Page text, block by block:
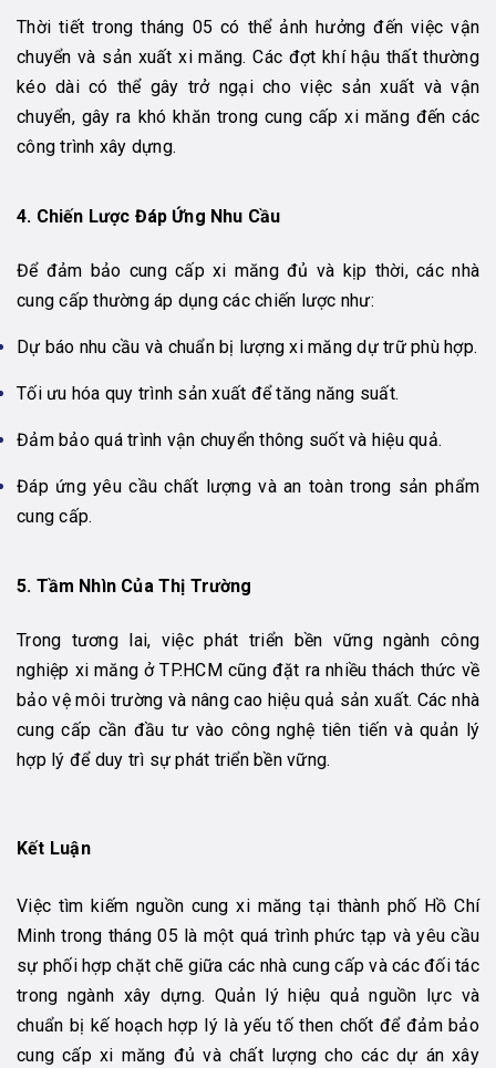
Thời tiết trong tháng 05 có thể ảnh hưởng đến việc vận
chuyển và sản xuất xi măng. Các đợt khí hậu thất thường
kéo dài có thể gây trở ngại cho việc sản xuất và vận
chuyển, gây ra khó khăn trong cung cấp xi măng đến các
công trình xây dựng.
4. Chiến Lược Đáp Ứng Nhu Cầu
Để đảm bảo cung cấp xi măng đủ và kịp thời, các nhà
cung cấp thường áp dụng các chiến lược như:
Dự báo nhu cầu và chuẩn bị lượng xi măng dự trữ phù hợp.
Tối ưu hóa quy trình sản xuất để tăng năng suất.
Đảm bảo quá trình vận chuyển thông suốt và hiệu quả.
Đáp ứng yêu cầu chất lượng và an toàn trong sản phẩm
cung cấp.
5. Tầm Nhìn Của Thị Trường
Trong tương lai, việc phát triển bền vững ngành công
nghiệp xi măng ở TP.HCM cũng đặt ra nhiều thách thức về
bảo vệ môi trường và nâng cao hiệu quả sản xuất. Các nhà
cung cấp cần đầu tư vào công nghệ tiên tiến và quản lý
hợp lý để duy trì sự phát triển bền vững.
Kết Luận
Việc tìm kiếm nguồn cung xi măng tại thành phố Hồ Chí
Minh trong tháng 05 là một quá trình phức tạp và yêu cầu
sự phối hợp chặt chẽ giữa các nhà cung cấp và các đối tác
trong ngành xây dựng. Quản lý hiệu quả nguồn lực và
chuẩn bị kế hoạch hợp lý là yếu tố then chốt để đảm bảo
cung cấp xi măng đủ và chất lượng cho các dự án xây